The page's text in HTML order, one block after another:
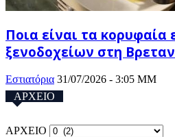
Ποια είναι τα κορυφαία
ξενοδοχείων στη
Eστιατόρια 31/07/2026 - 3:05 ΜΜ
ΑΡΧΕΙΟ
ΑΡΧΕΙΟ